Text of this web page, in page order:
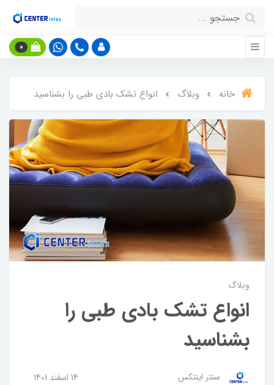
0
خانه وبلاگ انواع تشک بادی طبی را بشناسید
وبلاگ
انواع تشک بادی طبی را
بشناسید
سنتر اینتکس 14 اسفند 1401